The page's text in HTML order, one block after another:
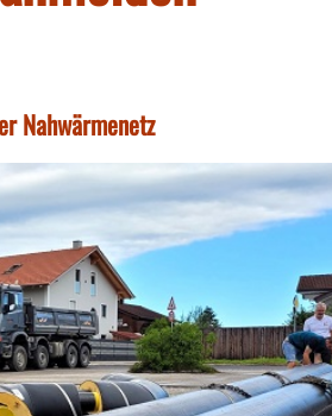
Nahwärmenetz